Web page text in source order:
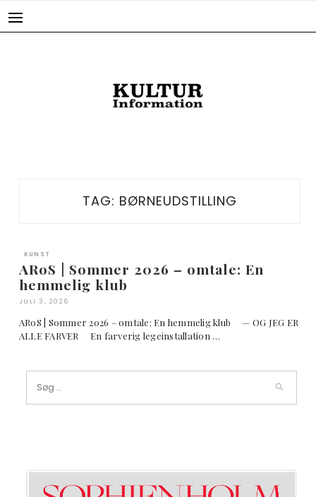
TAG: BØRNEUDSTILLING
KUNST
ARoS | Sommer 2026 – omtale: En
hemmelig klub
JULI 3, 2026
ARoS | Sommer 2026 – omtale: En hemmelig klub — OG JEG ER
ALLE FARVER En farverig legeinstallation …